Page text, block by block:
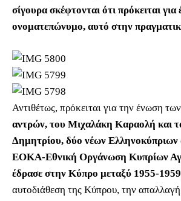
σίγουρα σκέφτονται ότι πρόκειται για
ονοματεπώνυμο, αυτό στην
Αντιθέτως, πρόκειται για την ένωση
αντρών, του Μιχαλάκη Καραολή και
Δημητρίου, δύο νέων Ελληνοκύπριων
ΕΟΚΑ-Εθνική Οργάνωση Κυπρίων
έδρασε στην Κύπρο μεταξύ 1955-1959
αυτοδιάθεση της Κύπρου, την